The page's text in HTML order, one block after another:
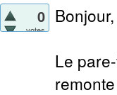
0
votes
Bonjour,
Le